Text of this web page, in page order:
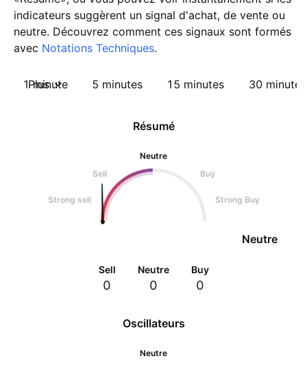
indicateurs suggèrent un signal d'achat, de vente ou
neutre. Découvrez comment ces signaux sont formés
avec Notations Techniques.
1 minute 5 minutes 15 minutes 30 minutes
Plus
Oscillateurs
Neutre
Résumé
Neutre
Sell
Buy
Strong sell Strong Buy
Neutre
Sell
0
Neutre
0
Buy
0